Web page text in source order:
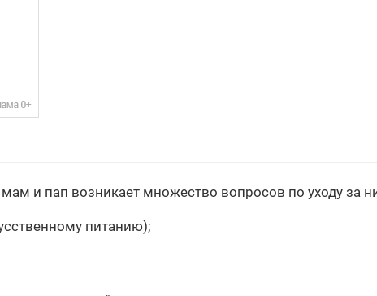
и пап возникает множество вопросов по уходу за
питанию);